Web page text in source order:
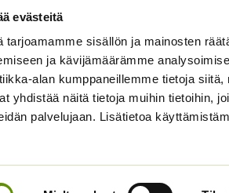
evästeitä
tarjoamamme sisällön ja mainosten
ja kävijämäärämme
alan kumppaneillemme tietoja
yhdistää näitä tietoja muihin tietoihin,
palvelujaan. Lisätietoa
Vihannesten siemenet
Yrtit ja maustekasvit